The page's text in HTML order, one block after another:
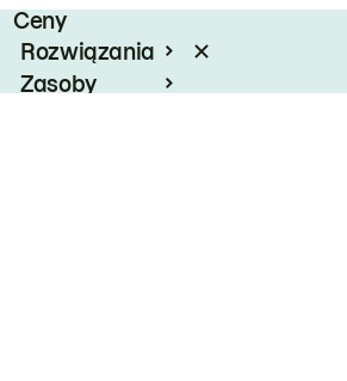
Ceny
Rozwiązania
Zasoby